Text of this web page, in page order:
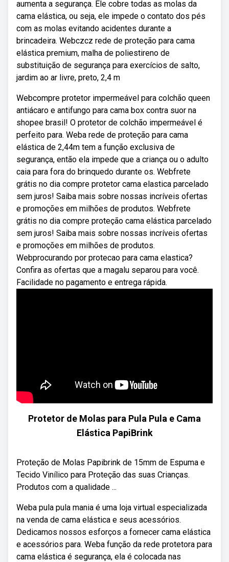
aumenta a segurança. Ele cobre todas as molas da
cama elástica, ou seja, ele impede o contato dos pés
com as molas evitando acidentes durante a
brincadeira. Webczcz rede de proteção para cama
elástica premium, malha de poliestireno de
substituição de segurança para exercícios de salto,
jardim ao ar livre, preto, 2,4 m
Webcompre protetor impermeável para colchão queen
antiácaro e antifungo para cama box contra suor na
shopee brasil! O protetor de colchão impermeável é
perfeito para. Weba rede de proteção para cama
elástica de 2,44m tem a função exclusiva de
segurança, então ela impede que a criança ou o adulto
caia para fora do brinquedo durante os. Webfrete
grátis no dia compre protetor cama elastica parcelado
sem juros! Saiba mais sobre nossas incríveis ofertas
e promoções em milhões de produtos. Webfrete
grátis no dia compre proteção cama elástica parcelado
sem juros! Saiba mais sobre nossas incríveis ofertas
e promoções em milhões de produtos.
Webprocurando por protecao para cama elastica?
Confira as ofertas que a magalu separou para você.
Facilidade no pagamento e entrega rápida.
Protetor de Molas para Pula Pula e Cama
Elástica PapiBrink
Proteção de Molas Papibrink de 15mm de Espuma e
Tecido Vinílico para Proteção das suas Crianças.
Produtos com a qualidade ...
Weba pula pula mania é uma loja virtual especializada
na venda de cama elástica e seus acessórios.
Dedicamos nossos esforços a fornecer cama elástica
e acessórios para. Weba função da rede protetora para
cama elástica é segurança, ela é colocada nas